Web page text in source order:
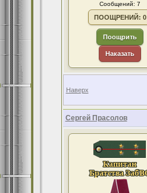
Сообщений: 7
ПООЩРЕНИЙ: 0
Поощрить
Наказать
Наверх
Сергей Прасолов